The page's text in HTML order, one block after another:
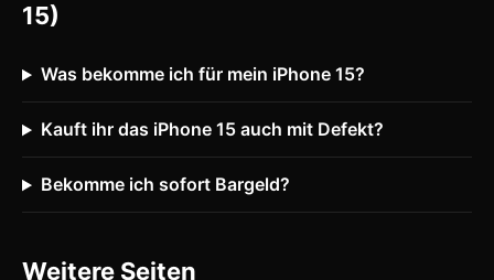
15)
Was bekomme ich für mein iPhone 15?
Kauft ihr das iPhone 15 auch mit Defekt?
Bekomme ich sofort Bargeld?
Weitere Seiten